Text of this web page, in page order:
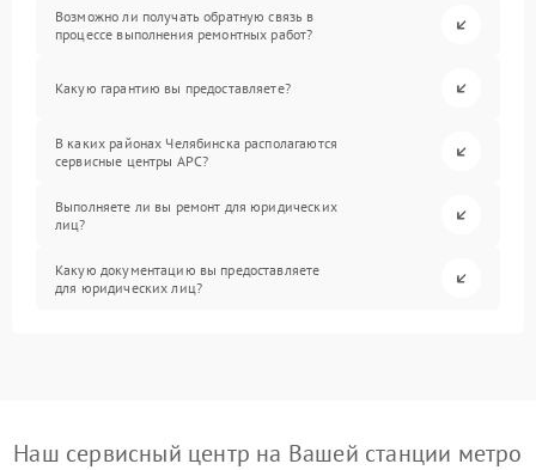
Возможно ли получать обратную связь в
процессе выполнения ремонтных работ?
Какую гарантию вы предоставляете?
В каких районах Челябинска располагаются
сервисные центры APC?
Выполняете ли вы ремонт для юридических
лиц?
Какую документацию вы предоставляете
для юридических лиц?
Наш сервисный центр на Вашей станции метро